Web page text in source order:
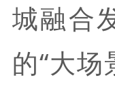
城融合
的“大